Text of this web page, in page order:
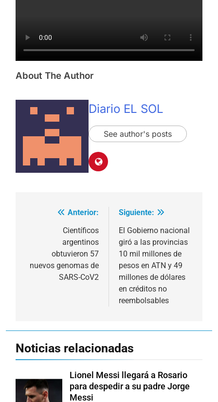
About The Author
Diario EL SOL
See author's posts
Navegación
entradas
Anterior:
Científicos
argentinos
obtuvieron 57
nuevos genomas de
SARS-CoV2
Siguiente:
El Gobierno nacional
giró a las provincias
10 mil millones de
pesos en ATN y 49
millones de dólares
en créditos no
reembolsables
Noticias relacionadas
Lionel Messi llegará a Rosario
para despedir a su padre Jorge
Messi